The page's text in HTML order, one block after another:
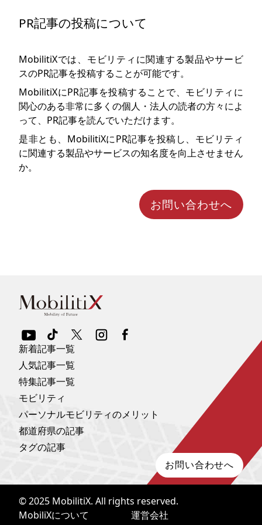
PR記事の投稿について
MobilitiXでは、モビリティに関連する製品やサービ
スのPR記事を投稿することが可能です。
MobilitiXにPR記事を投稿することで、モビリティに
関心のある非常に多くの個人・法人の読者の方々によ
って、PR記事を読んでいただけます。
是非とも、MobilitiXにPR記事を投稿し、モビリティ
に関連する製品やサービスの知名度を向上させません
か。
お問い合わせへ
お問い合わせへ
新着記事一覧
人気記事一覧
特集記事一覧
モビリティ
パーソナルモビリティのメリット
都道府県の記事
タグの記事
© 2025 MobilitiX. All rights reserved.
MobiliXについて
運営会社